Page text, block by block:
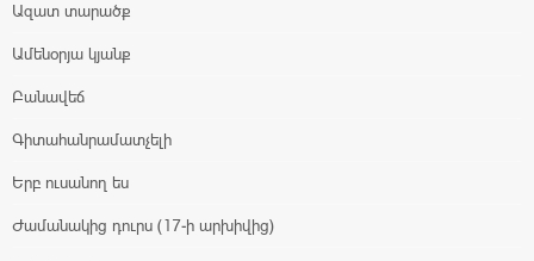
Ազատ տարածք
Ամենօրյա կյանք
Բանավեճ
Գիտահանրամատչելի
Երբ ուսանող ես
Ժամանակից դուրս (17-ի արխիվից)